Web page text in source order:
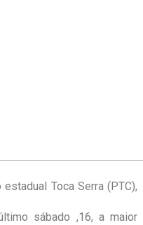
Toca Serra (PTC),
sábado ,16, a maior